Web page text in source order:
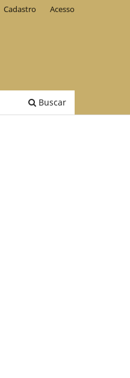
Buscar
Cadastro Acesso